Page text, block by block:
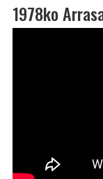
1978ko